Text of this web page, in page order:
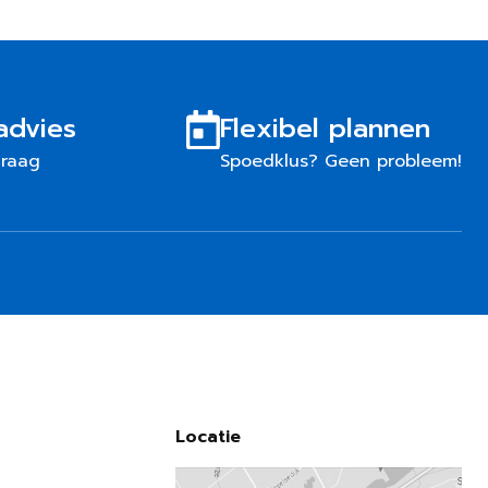
Flexibel plannen
Spoedklus? Geen probleem!
Locatie